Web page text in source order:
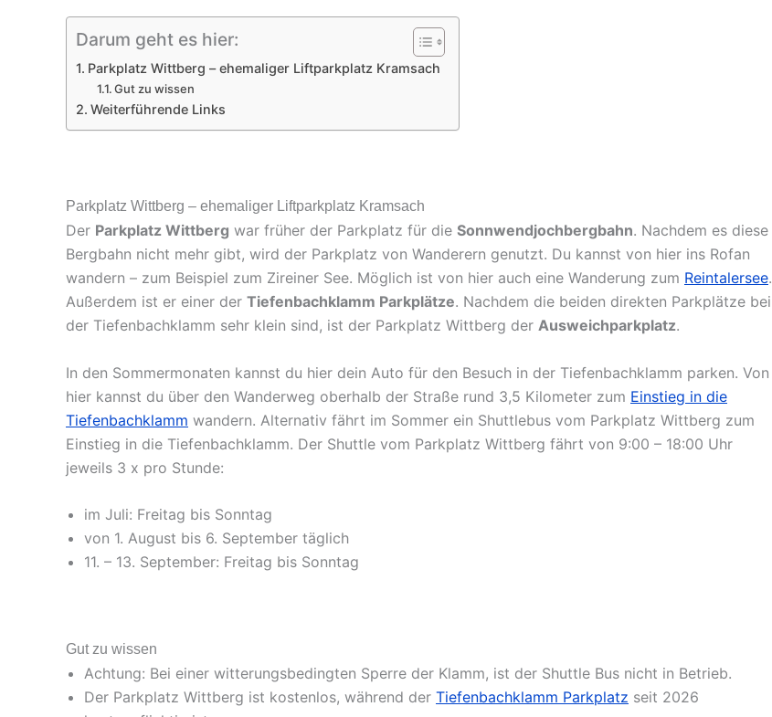
Darum geht es hier:
Parkplatz Wittberg – ehemaliger Liftparkplatz Kramsach
Gut zu wissen
Weiterführende Links
Parkplatz Wittberg – ehemaliger Liftparkplatz Kramsach
Der Parkplatz Wittberg war früher der Parkplatz für die Sonnwendjochbergbahn. Nachdem es diese
Bergbahn nicht mehr gibt, wird der Parkplatz von Wanderern genutzt. Du kannst von hier ins Rofan
wandern – zum Beispiel zum Zireiner See. Möglich ist von hier auch eine Wanderung zum Reintalersee.
Außerdem ist er einer der Tiefenbachklamm Parkplätze. Nachdem die beiden direkten Parkplätze bei
der Tiefenbachklamm sehr klein sind, ist der Parkplatz Wittberg der Ausweichparkplatz.
In den Sommermonaten kannst du hier dein Auto für den Besuch in der Tiefenbachklamm parken. Von
hier kannst du über den Wanderweg oberhalb der Straße rund 3,5 Kilometer zum Einstieg in die
Tiefenbachklamm wandern. Alternativ fährt im Sommer ein Shuttlebus vom Parkplatz Wittberg zum
Einstieg in die Tiefenbachklamm. Der Shuttle vom Parkplatz Wittberg fährt von 9:00 – 18:00 Uhr
jeweils 3 x pro Stunde:
im Juli: Freitag bis Sonntag
von 1. August bis 6. September täglich
11. – 13. September: Freitag bis Sonntag
Gut zu wissen
Achtung: Bei einer witterungsbedingten Sperre der Klamm, ist der Shuttle Bus nicht in Betrieb.
Der Parkplatz Wittberg ist kostenlos, während der Tiefenbachklamm Parkplatz seit 2026